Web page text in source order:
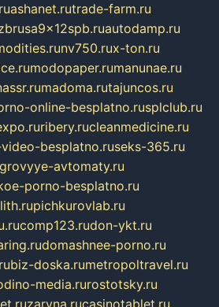
ashanet.rutrade-farm.ru
autodamp.ru
nv750.rux-ton.ru
modopaper.rumanunae.ru
madoma.rutajuncos.ru
online-besplatno.rusplclub.ru
ribery.rucleanmedicine.ru
besplatno.ruseks-365.ru
avtomaty.ru
porno-besplatno.ru
pichkurovlab.ru
comp123.rudon-ykt.ru
domashnee-porno.ru
biz-doska.rumetropoltravel.ru
media.rurostotsky.ru